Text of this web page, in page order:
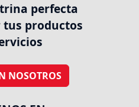
perfecta
productos
NOSOTROS